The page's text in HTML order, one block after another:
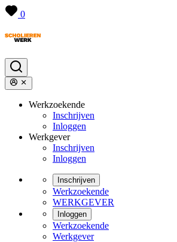
0
Werkzoekende
Inschrijven
Inloggen
Werkgever
Inschrijven
Inloggen
Inschrijven
Werkzoekende
WERKGEVER
Inloggen
Werkzoekende
Werkgever